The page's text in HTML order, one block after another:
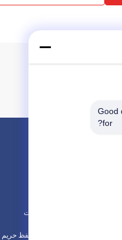
نقشه سایت
Good
for?